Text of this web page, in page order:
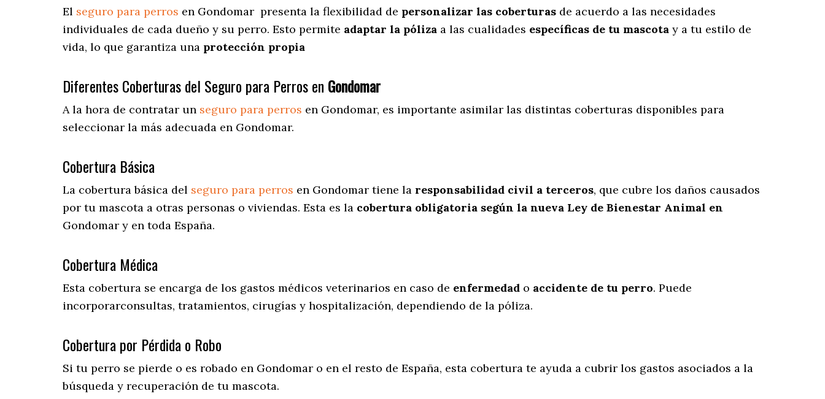
El seguro para perros en Gondomar presenta la flexibilidad de personalizar las coberturas de acuerdo a las necesidades
individuales de cada dueño y su perro. Esto permite adaptar la póliza a las cualidades específicas de tu mascota y a tu estilo de
vida, lo que garantiza una protección propia
Diferentes Coberturas del Seguro para Perros en Gondomar
A la hora de contratar un seguro para perros en Gondomar, es importante asimilar las distintas coberturas disponibles para
seleccionar la más adecuada en Gondomar.
Cobertura Básica
La cobertura básica del seguro para perros en Gondomar tiene la responsabilidad civil a terceros, que cubre los daños causados
por tu mascota a otras personas o viviendas. Esta es la cobertura obligatoria según la nueva Ley de Bienestar Animal en
Gondomar y en toda España.
Cobertura Médica
Esta cobertura se encarga de los gastos médicos veterinarios en caso de enfermedad o accidente de tu perro. Puede
incorporarconsultas, tratamientos, cirugías y hospitalización, dependiendo de la póliza.
Cobertura por Pérdida o Robo
Si tu perro se pierde o es robado en Gondomar o en el resto de España, esta cobertura te ayuda a cubrir los gastos asociados a la
búsqueda y recuperación de tu mascota.